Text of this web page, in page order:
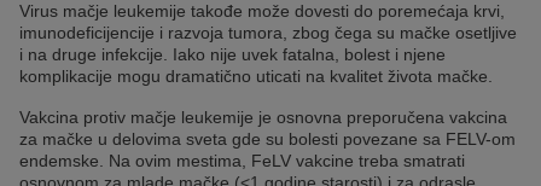
Virus mačje leukemije takođe može dovesti do poremećaja krvi,
imunodeficijencije i razvoja tumora, zbog čega su mačke osetljive
i na druge infekcije. Iako nije uvek fatalna, bolest i njene
komplikacije mogu dramatično uticati na kvalitet života mačke.
Vakcina protiv mačje leukemije je osnovna preporučena vakcina
za mačke u delovima sveta gde su bolesti povezane sa FELV-om
endemske. Na ovim mestima, FeLV vakcine treba smatrati